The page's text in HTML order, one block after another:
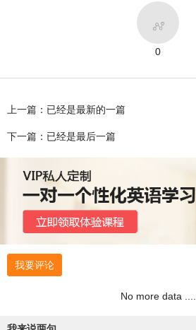

0
上一篇：已经是最新的一篇
下一篇：已经是最后一篇
我要评论
No more data ....